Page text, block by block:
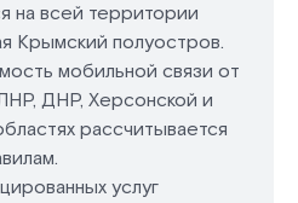
на всей территории
Крымский полуостров.
мобильной связи от
ДНР, Херсонской и
рассчитывается
услуг